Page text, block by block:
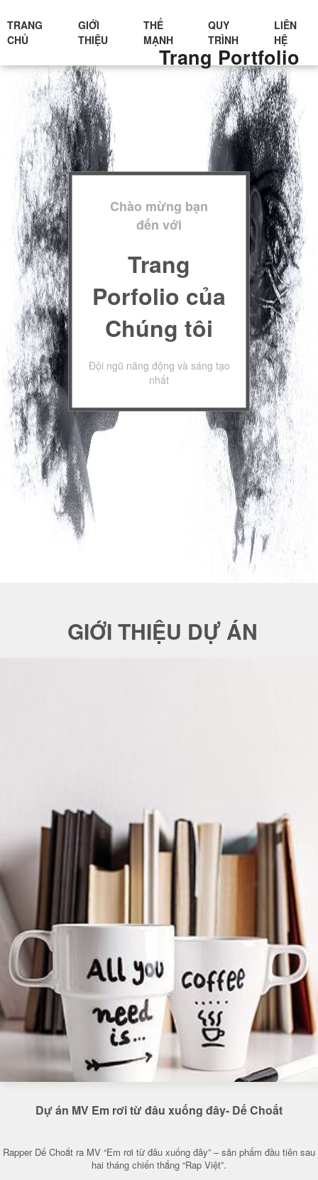
Trang Portfolio
TRANG
CHỦ
GIỚI
THIỆU
THẾ
MẠNH
QUY
TRÌNH
LIÊN
HỆ
Chào mừng bạn
đến với
Trang
Porfolio của
Chúng tôi
Đội ngũ năng động và sáng tạo
nhất
GIỚI THIỆU DỰ ÁN
Dự án MV Em rơi từ đâu xuống đây- Dế Choắt
Rapper Dế Choắt ra MV “Em rơi từ đâu xuống đây” – sản phẩm đầu tiên sau
hai tháng chiến thắng “Rap Việt”.